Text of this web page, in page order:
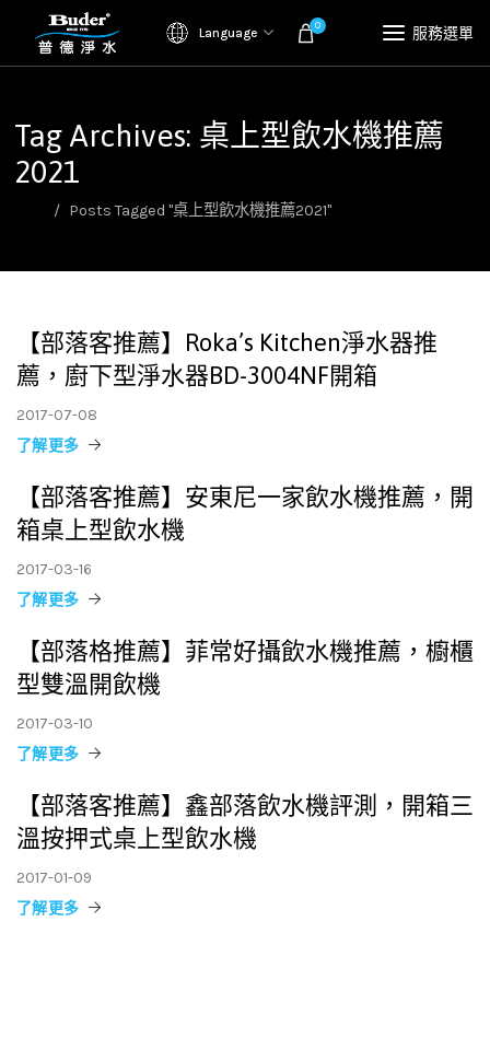
Language 0 服務選單
Tag Archives: 桌上型飲水機推薦
2021
Posts Tagged "桌上型飲水機推薦2021"
【部落客推薦】Roka’s Kitchen淨水器推
薦，廚下型淨水器BD-3004NF開箱
2017-07-08
了解更多
【部落客推薦】安東尼一家飲水機推薦，開
箱桌上型飲水機
2017-03-16
了解更多
【部落格推薦】菲常好攝飲水機推薦，櫥櫃
型雙溫開飲機
2017-03-10
了解更多
【部落客推薦】鑫部落飲水機評測，開箱三
溫按押式桌上型飲水機
2017-01-09
了解更多